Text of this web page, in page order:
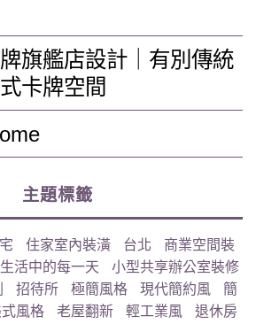
旗艦店設計｜有別傳統
卡牌空間
主題標籤
住家室內裝潢 台北
商業空間裝
活中的每一天
小型共享辦公室裝修
招待所 極簡風格 現代簡約風
簡
風格 老屋翻新 輕工業風
退休房